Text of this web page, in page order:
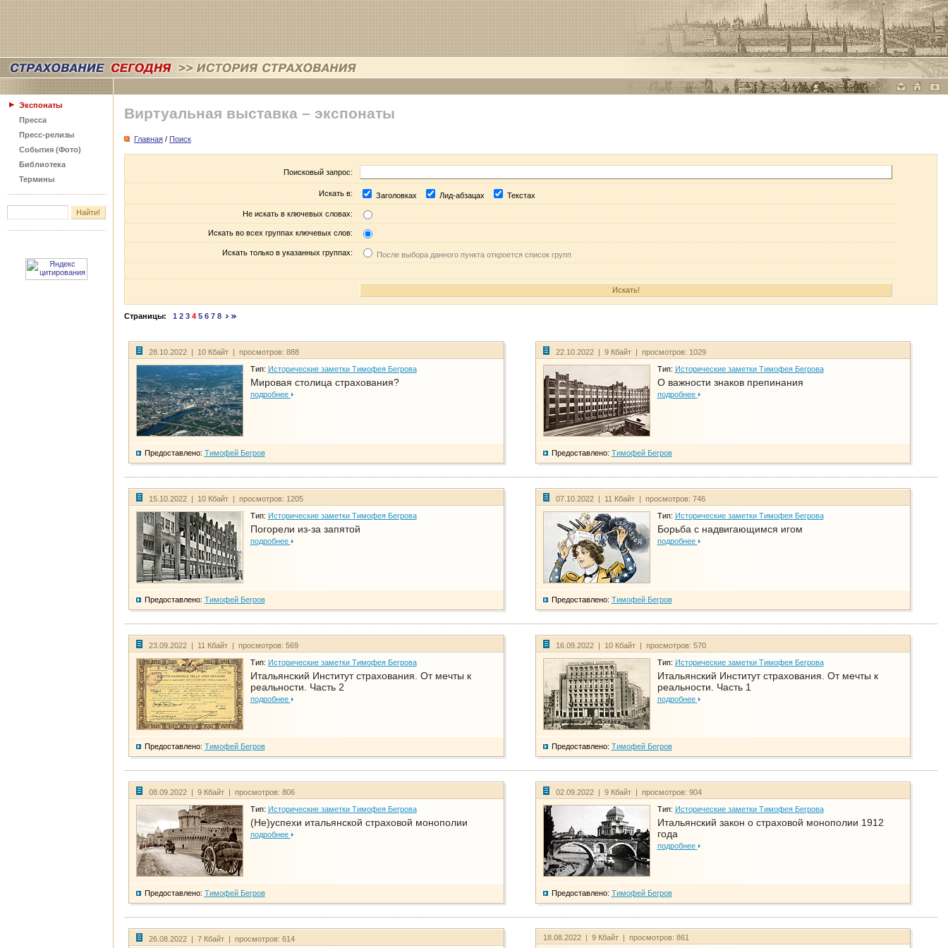
Экспонаты
Пресса
Пресс-релизы
События (Фото)
Библиотека
Термины
Виртуальная выставка – экспонаты
Главная / Поиск
Поисковый запрос:
Искать в: Заголовках Лид-абзацах Текстах
Не искать в ключевых словах:
Искать во всех группах ключевых слов:
Искать только в указанных группах: После выбора данного пункта откроется список групп
Страницы: 1 2 3 4 5 6 7 8
28.10.2022 | 10 Кбайт | просмотров: 888
Тип: Исторические заметки Тимофея Бегрова
Мировая столица страхования?
подробнее
Предоставлено: Тимофей Бегров
22.10.2022 | 9 Кбайт | просмотров: 1029
Тип: Исторические заметки Тимофея Бегрова
О важности знаков препинания
подробнее
Предоставлено: Тимофей Бегров
15.10.2022 | 10 Кбайт | просмотров: 1205
Тип: Исторические заметки Тимофея Бегрова
Погорели из-за запятой
подробнее
Предоставлено: Тимофей Бегров
07.10.2022 | 11 Кбайт | просмотров: 746
Тип: Исторические заметки Тимофея Бегрова
Борьба с надвигающимся игом
подробнее
Предоставлено: Тимофей Бегров
23.09.2022 | 11 Кбайт | просмотров: 569
Тип: Исторические заметки Тимофея Бегрова
Итальянский Институт страхования. От мечты к
реальности. Часть 2
подробнее
Предоставлено: Тимофей Бегров
16.09.2022 | 10 Кбайт | просмотров: 570
Тип: Исторические заметки Тимофея Бегрова
Итальянский Институт страхования. От мечты к
реальности. Часть 1
подробнее
Предоставлено: Тимофей Бегров
08.09.2022 | 9 Кбайт | просмотров: 806
Тип: Исторические заметки Тимофея Бегрова
(Не)успехи итальянской страховой монополии
подробнее
Предоставлено: Тимофей Бегров
02.09.2022 | 9 Кбайт | просмотров: 904
Тип: Исторические заметки Тимофея Бегрова
Итальянский закон о страховой монополии 1912
года
подробнее
Предоставлено: Тимофей Бегров
26.08.2022 | 7 Кбайт | просмотров: 614 18.08.2022 | 9 Кбайт | просмотров: 861